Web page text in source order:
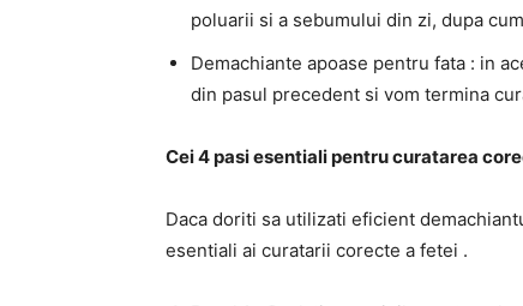
poluarii si a sebumului din zi, dupa
Demachiante apoase pentru fata : in
din pasul precedent si vom termina
Cei 4 pasi esentiali pentru curatarea
Daca doriti sa utilizati eficient
esentiali ai curatarii corecte a fetei .